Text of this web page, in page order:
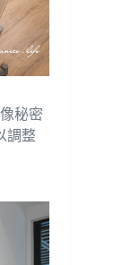
秘密
調整